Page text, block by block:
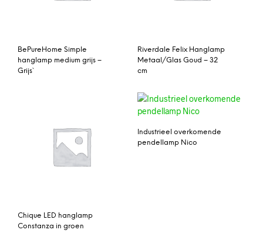
BePureHome Simple
hanglamp medium grijs –
Grijs`
Riverdale Felix Hanglamp
Metaal/Glas Goud – 32
cm
Chique LED hanglamp
Constanza in groen
Industrieel overkomende
pendellamp Nico